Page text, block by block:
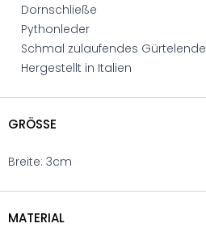
Dornschließe
Pythonleder
Schmal zulaufendes Gürtelende
Hergestellt in Italien
GRÖSSE
Breite: 3cm
MATERIAL